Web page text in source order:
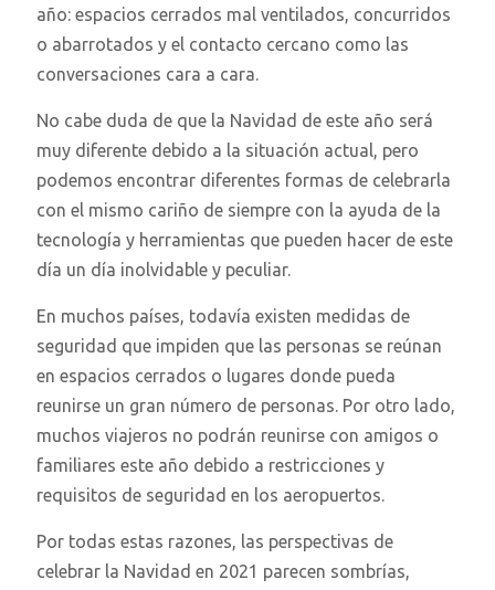
año: espacios cerrados mal ventilados, concurridos
o abarrotados y el contacto cercano como las
conversaciones cara a cara.
No cabe duda de que la Navidad de este año será
muy diferente debido a la situación actual, pero
podemos encontrar diferentes formas de celebrarla
con el mismo cariño de siempre con la ayuda de la
tecnología y herramientas que pueden hacer de este
día un día inolvidable y peculiar.
En muchos países, todavía existen medidas de
seguridad que impiden que las personas se reúnan
en espacios cerrados o lugares donde pueda
reunirse un gran número de personas. Por otro lado,
muchos viajeros no podrán reunirse con amigos o
familiares este año debido a restricciones y
requisitos de seguridad en los aeropuertos.
Por todas estas razones, las perspectivas de
celebrar la Navidad en 2021 parecen sombrías,